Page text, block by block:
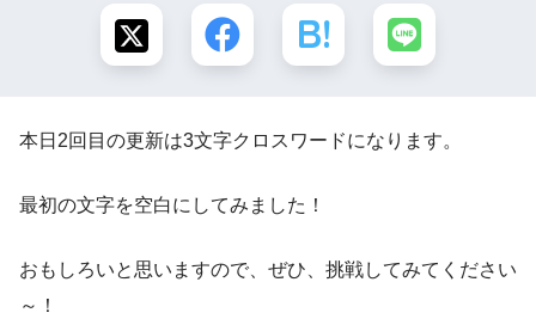
本日2回目の更新は3文字クロスワードになります。
最初の文字を空白にしてみました！
おもしろいと思いますので、ぜひ、挑戦してみてください
～！